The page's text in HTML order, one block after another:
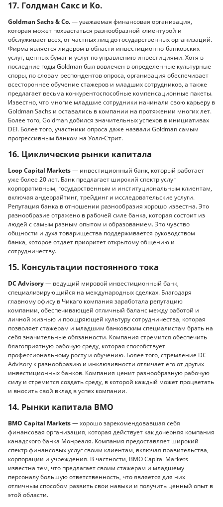
17. Голдман Сакс и Ко.
Goldman Sachs & Co.— уважаемая финансовая организация,
которая может похвастаться разнообразной клиентурой и
обслуживает всех, от частных лиц до государственных организаций.
Фирма является лидером в области инвестиционно-банковских
услуг, ценных бумаг и услуг по управлению инвестициями. Хотя в
последние годы Goldman был вовлечен в определенные культурные
споры, по словам респондентов опроса, организация обеспечивает
всестороннее обучение стажеров и младших сотрудников, а также
предлагает весьма конкурентоспособные компенсационные пакеты.
Известно, что многие младшие сотрудники начинали свою карьеру в
Goldman Sachs и оставались в компании на протяжении многих лет.
Более того, Goldman добился значительных успехов в инициативах
DEI. Более того, участники опроса даже назвали Goldman самым
прогрессивным банком на Уолл-Стрит.
16. Циклические рынки капитала
Loop Capital Markets— инвестиционный банк, который работает
уже более 20 лет. Банк предлагает широкий спектр услуг
корпоративным, государственным и институциональным клиентам,
включая андеррайтинг, трейдинг и исследовательские услуги.
Репутация банка в отношении разнообразия хорошо известна. Это
разнообразие отражено в рабочей силе банка, которая состоит из
людей с самым разным опытом и образованием. Это чувство
общности и духа товарищества поддерживается руководством
банка, которое отдает приоритет открытому общению и
сотрудничеству.
15. Консультации постоянного тока
DC Advisory— ведущий мировой инвестиционный банк,
специализирующийся на международных сделках. Благодаря
главному офису в Чикаго компания заработала репутацию
компании, обеспечивающей отличный баланс между работой и
личной жизнью и поощряющей культуру сотрудничества, которая
позволяет стажерам и младшим банковским специалистам брать на
себя значительные обязанности. Компания стремится обеспечить
благоприятную рабочую среду, которая способствует
профессиональному росту и обучению. Более того, стремление DC
Advisory к разнообразию и инклюзивности отличает его от других
инвестиционных банков. Компания ценит разнообразную рабочую
силу и стремится создать среду, в которой каждый может процветать
и вносить свой вклад в успех компании.
14. Рынки капитала BMO
BMO Capital Markets— хорошо зарекомендовавшая себя
финансовая организация, которая действует как дочерняя компания
канадского банка Монреаля. Компания предоставляет широкий
спектр финансовых услуг своим клиентам, включая правительства,
корпорации и учреждения. В частности, BMO Capital Markets
известна тем, что предлагает своим стажерам и младшему
персоналу большую ответственность, что является для них
отличным способом развить свои навыки и получить ценный опыт в
этой области.